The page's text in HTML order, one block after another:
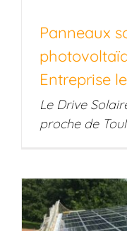
Panneaux
Entreprise
Le Drive
proche de